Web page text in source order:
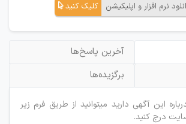
نرم افزار و اپلیکیشن کلیک کنید
آخرین پاسخ‌ها
برگزیده‌ها
این آگهی دارید میتوانید از طریق فرم زیر
درج کنید.